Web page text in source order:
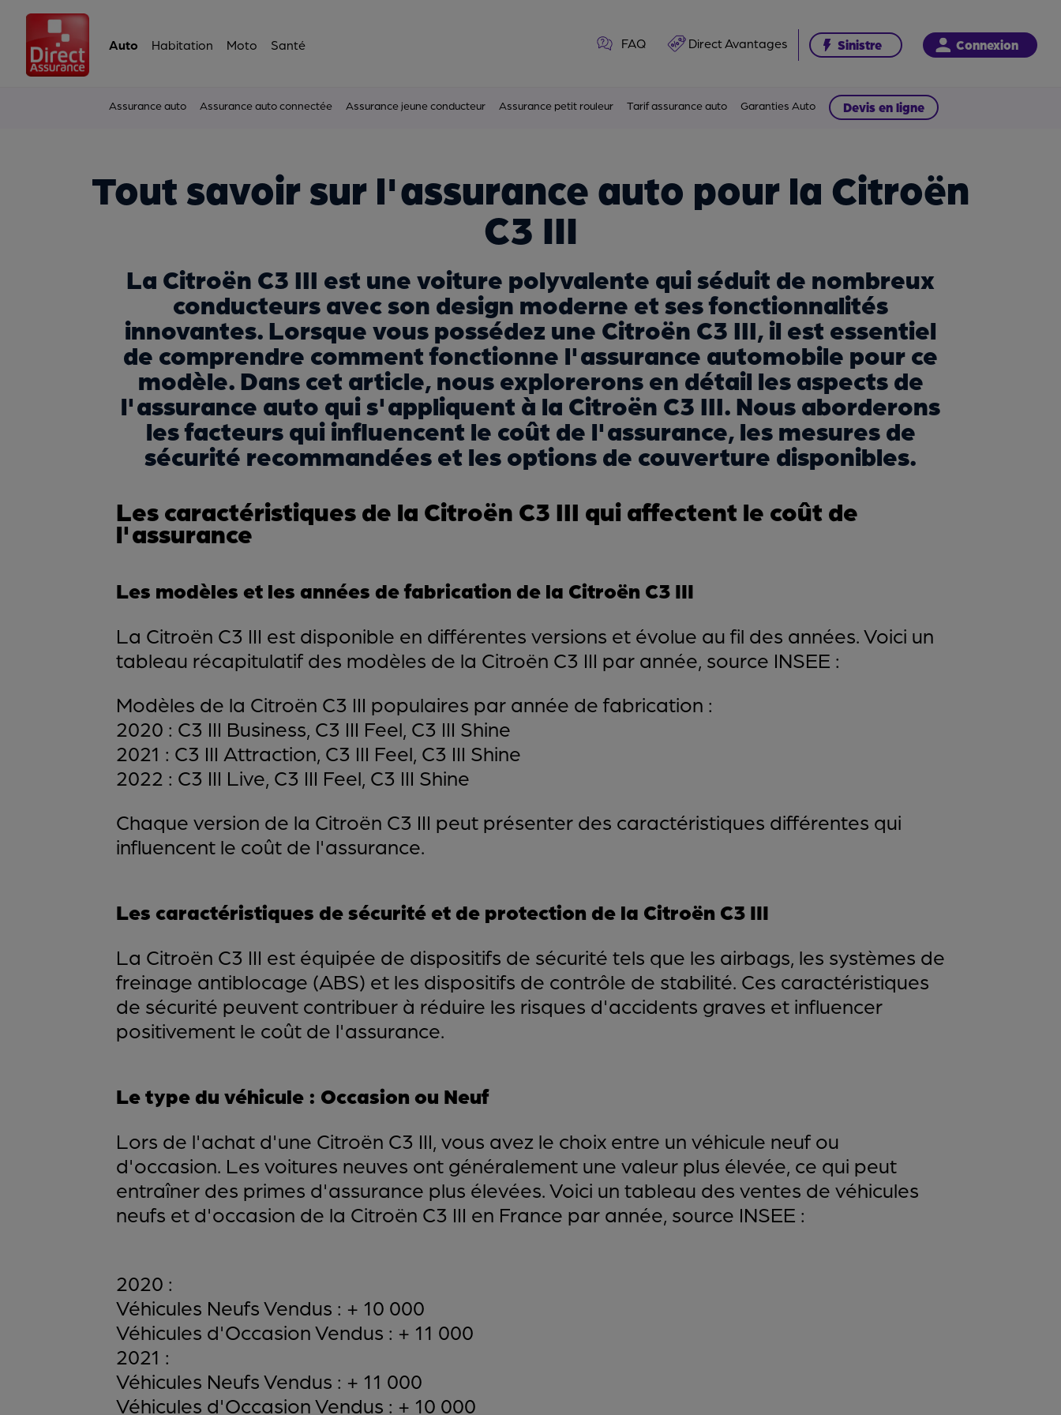
Auto Habitation Moto Santé
Assurance auto Assurance auto connectée Assurance jeune conducteur Assurance petit rouleur Tarif assurance auto Garanties Auto Devis en ligne
FAQ Direct Avantages Sinistre Connexion
Tout savoir sur l'assurance auto pour la Citroën
C3 III
La Citroën C3 III est une voiture polyvalente qui séduit de nombreux
conducteurs avec son design moderne et ses fonctionnalités
innovantes. Lorsque vous possédez une Citroën C3 III, il est essentiel
de comprendre comment fonctionne l'assurance automobile pour ce
modèle. Dans cet article, nous explorerons en détail les aspects de
l'assurance auto qui s'appliquent à la Citroën C3 III. Nous aborderons
les facteurs qui influencent le coût de l'assurance, les mesures de
sécurité recommandées et les options de couverture disponibles.
Les caractéristiques de la Citroën C3 III qui affectent le coût de
l'assurance
Les modèles et les années de fabrication de la Citroën C3 III
La Citroën C3 III est disponible en différentes versions et évolue au fil des années. Voici un
tableau récapitulatif des modèles de la Citroën C3 III par année, source INSEE :
Modèles de la Citroën C3 III populaires par année de fabrication :
2020 : C3 III Business, C3 III Feel, C3 III Shine
2021 : C3 III Attraction, C3 III Feel, C3 III Shine
2022 : C3 III Live, C3 III Feel, C3 III Shine
Chaque version de la Citroën C3 III peut présenter des caractéristiques différentes qui
influencent le coût de l'assurance.
Les caractéristiques de sécurité et de protection de la Citroën C3 III
La Citroën C3 III est équipée de dispositifs de sécurité tels que les airbags, les systèmes de
freinage antiblocage (ABS) et les dispositifs de contrôle de stabilité. Ces caractéristiques
de sécurité peuvent contribuer à réduire les risques d'accidents graves et influencer
positivement le coût de l'assurance.
Le type du véhicule : Occasion ou Neuf
Lors de l'achat d'une Citroën C3 III, vous avez le choix entre un véhicule neuf ou
d'occasion. Les voitures neuves ont généralement une valeur plus élevée, ce qui peut
entraîner des primes d'assurance plus élevées. Voici un tableau des ventes de véhicules
neufs et d'occasion de la Citroën C3 III en France par année, source INSEE :
2020 :
Véhicules Neufs Vendus : + 10 000
Véhicules d'Occasion Vendus : + 11 000
2021 :
Véhicules Neufs Vendus : + 11 000
Véhicules d'Occasion Vendus : + 10 000